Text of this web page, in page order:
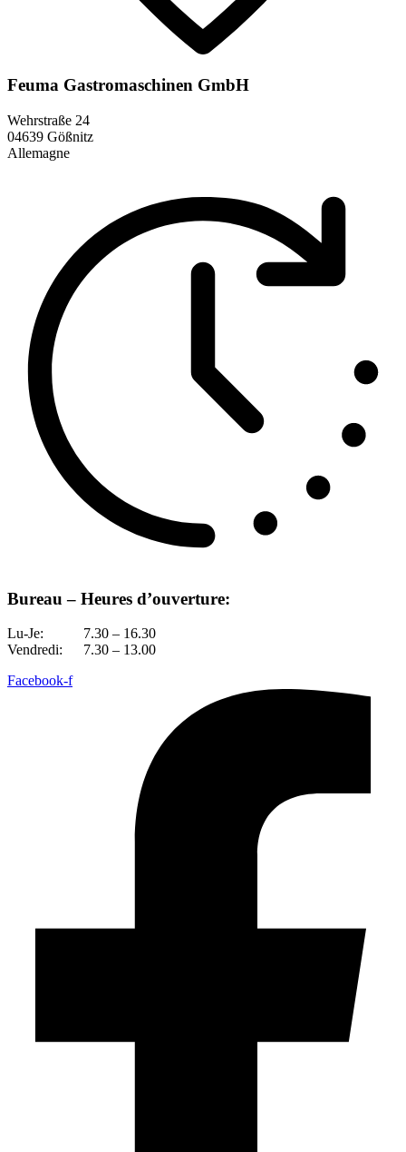
Feuma Gastromaschinen GmbH
Wehrstraße 24
04639 Gößnitz
Allemagne
Bureau – Heures d’ouverture:
Lu-Je:
7.30 – 16.30
Vendredi:
7.30 – 13.00
Facebook-f